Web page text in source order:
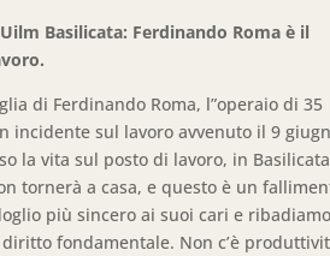
Basilicata: Ferdinando Roma è il
di Ferdinando Roma, l”operaio di 35
incidente sul lavoro avvenuto il 9
la vita sul posto di lavoro, in Basilicata
tornerà a casa, e questo è un
più sincero ai suoi cari e ribadiamo
fondamentale. Non c’è